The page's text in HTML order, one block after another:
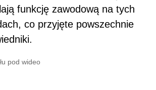
funkcję zawodową na tych
co przyjęte powszechnie
pod wideo